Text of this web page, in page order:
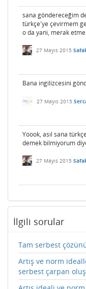
sana göndereceğim
türkçe'ye çevirmem
o da yani, merak
27 Mayıs 2015
Bana ingilizcesini
27 Mayıs 2015
Yoook, asıl sana
demek bilmiyorum
27 Mayıs 2015
İlgili sorular
Tam serbest
Artış ve norm
serbest çarpan